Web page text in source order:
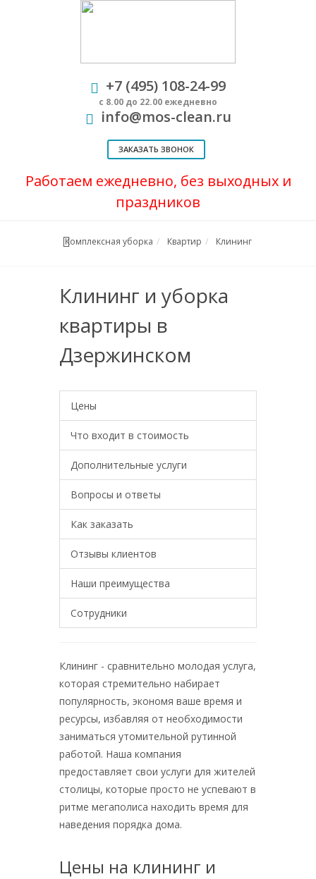
+7 (495) 108-24-99
с 8.00 до 22.00 ежедневно
info@mos-clean.ru
ЗАКАЗАТЬ ЗВОНОК
Работаем ежедневно, без выходных и
праздников
Комплексная уборка Квартир Клининг
Клининг и уборка
квартиры в
Дзержинском
Цены
Что входит в стоимость
Дополнительные услуги
Вопросы и ответы
Как заказать
Отзывы клиентов
Наши преимущества
Сотрудники
Клининг - сравнительно молодая услуга,
которая стремительно набирает
популярность, экономя ваше время и
ресурсы, избавляя от необходимости
заниматься утомительной рутинной
работой. Наша компания
предоставляет свои услуги для жителей
столицы, которые просто не успевают в
ритме мегаполиса находить время для
наведения порядка дома.
Цены на клининг и